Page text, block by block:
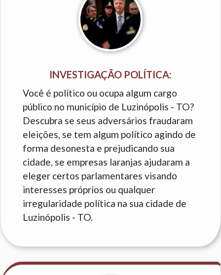
INVESTIGAÇÃO POLÍTICA:
Você é político ou ocupa algum cargo
público no município de Luzinópolis - TO?
Descubra se seus adversários fraudaram
eleições, se tem algum político agindo de
forma desonesta e prejudicando sua
cidade, se empresas laranjas ajudaram a
eleger certos parlamentares visando
interesses próprios ou qualquer
irregularidade política na sua cidade de
Luzinópolis - TO.